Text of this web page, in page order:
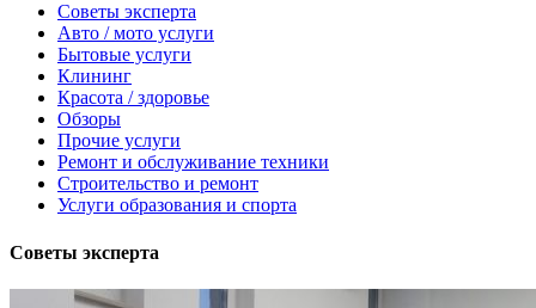
Советы эксперта
Авто / мото услуги
Бытовые услуги
Клининг
Красота / здоровье
Обзоры
Прочие услуги
Ремонт и обслуживание техники
Строительство и ремонт
Услуги образования и спорта
Советы эксперта